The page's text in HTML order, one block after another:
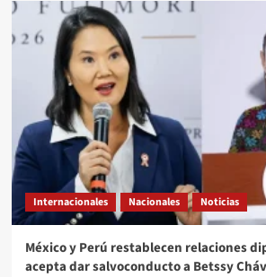
Internacionales Nacionales Noticias
México y Perú restablecen relaciones
acepta dar salvoconducto a Betssy